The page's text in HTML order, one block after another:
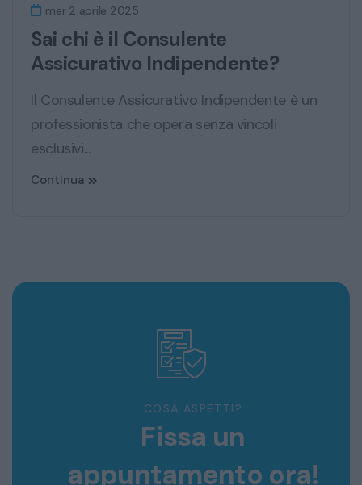
mer 2 aprile 2025
Sai chi è il Consulente
Assicurativo Indipendente?
Il Consulente Assicurativo Indipendente è un
professionista che opera senza vincoli
esclusivi...
Continua
COSA ASPETTI?
Fissa un
appuntamento ora!